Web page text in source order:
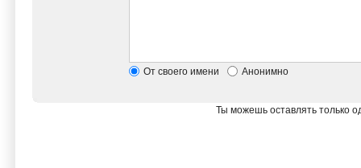
От своего имени Анонимно
Ты можешь оставлять только